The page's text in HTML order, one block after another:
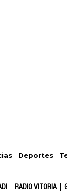
Deportes
RADIO VITORIA